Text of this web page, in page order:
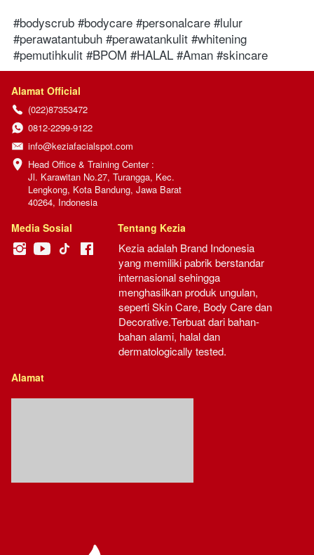
#bodyscrub #bodycare #personalcare #lulur
#perawatantubuh #perawatankulit #whitening
#pemutihkulit #BPOM #HALAL #Aman #skincare
Alamat Official
(022)87353472
0812-2299-9122
info@keziafacialspot.com
Head Office & Training Center :
Jl. Karawitan No.27, Turangga, Kec.
Lengkong, Kota Bandung, Jawa Barat
40264, Indonesia
Media Sosial Tentang Kezia
Kezia adalah Brand Indonesia
yang memiliki pabrik berstandar
internasional sehingga
menghasilkan produk ungulan,
seperti Skin Care, Body Care dan
Decorative.Terbuat dari bahan-
bahan alami, halal dan
dermatologically tested.
Alamat